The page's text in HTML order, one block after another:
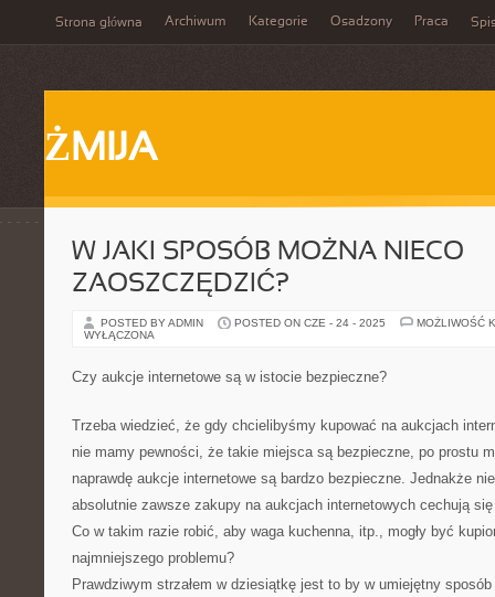
Strona główna Archiwum Kategorie Osadzony Praca
ŻMIJA
W JAKI SPOSÓB MOŻNA NIECO
ZAOSZCZĘDZIĆ?
POSTED BY ADMIN POSTED ON CZE - 24 - 2025
MOŻLIWOŚĆ
WYŁĄCZONA
Czy aukcje internetowe są w istocie bezpieczne?
Trzeba wiedzieć, że gdy chcielibyśmy kupować na aukcjach
nie mamy pewności, że takie miejsca są bezpieczne, po prostu
naprawdę aukcje internetowe są bardzo bezpieczne. Jednakże
absolutnie zawsze zakupy na aukcjach internetowych cechują
Co w takim razie robić, aby waga kuchenna, itp., mogły być
najmniejszego problemu?
Prawdziwym strzałem w dziesiątkę jest to by w umiejętny